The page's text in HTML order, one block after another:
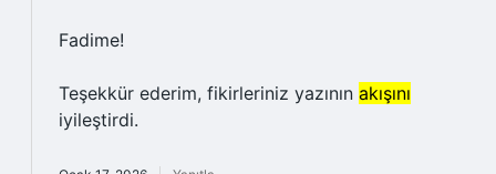
Fadime!
Teşekkür ederim, fikirleriniz yazının akışını
iyileştirdi.